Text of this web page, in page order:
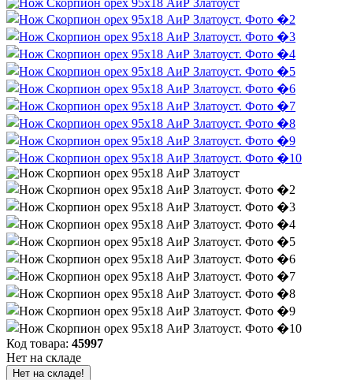
Код товара: 45997
Нет на складе
Нет на складе!